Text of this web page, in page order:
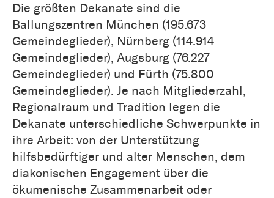
Die größten Dekanate sind die
Ballungszentren München (195.673
Gemeindeglieder), Nürnberg (114.914
Gemeindeglieder), Augsburg (76.227
Gemeindeglieder) und Fürth (75.800
Gemeindeglieder). Je nach Mitgliederzahl,
Regionalraum und Tradition legen die
Dekanate unterschiedliche Schwerpunkte in
ihre Arbeit: von der Unterstützung
hilfsbedürftiger und alter Menschen, dem
diakonischen Engagement über die
ökumenische Zusammenarbeit oder